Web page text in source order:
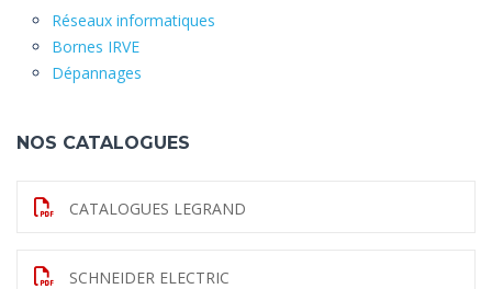
Réseaux informatiques
Bornes IRVE
Dépannages
NOS CATALOGUES
CATALOGUES LEGRAND
SCHNEIDER ELECTRIC